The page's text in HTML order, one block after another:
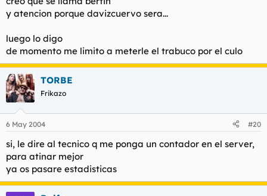
y atencion porque davizcuervo sera...
luego lo digo
de momento me limito a meterle el trabuco por el culo
TORBE
Frikazo
6 May 2004 #20
si, le dire al tecnico q me ponga un contador en el server,
para atinar mejor
ya os pasare estadisticas